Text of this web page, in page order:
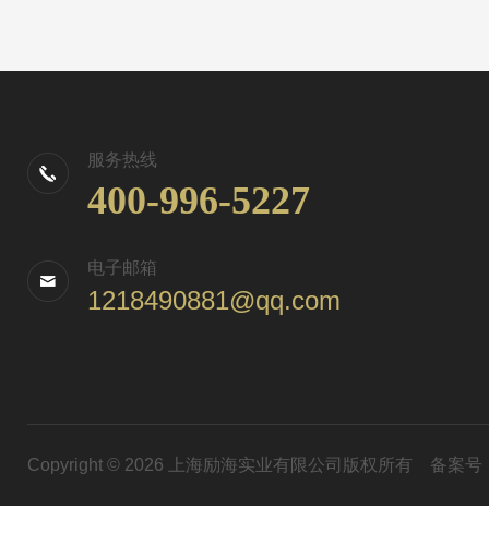
服务热线
400-996-5227
电子邮箱
1218490881@qq.com
Copyright © 2026 上海励海实业有限公司版权所有 备案号